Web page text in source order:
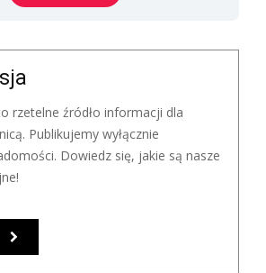
rzetelne źródło informacji dla
Publikujemy wyłącznie
Dowiedz się, jakie są nasze